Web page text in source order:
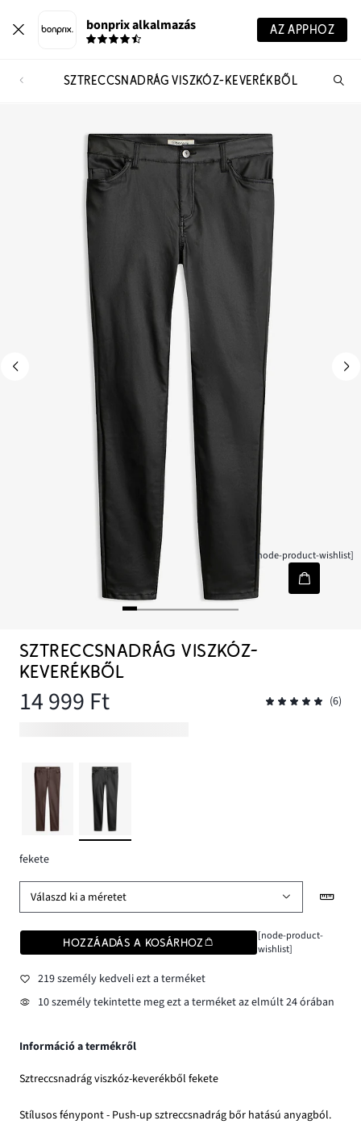
bonprix alkalmazás AZ APPHOZ
SZTRECCSNADRÁG VISZKÓZ-KEVERÉKBŐL
[node-product-wishlist]
SZTRECCSNADRÁG VISZKÓZ-
KEVERÉKBŐL
14 999 Ft (6)
fekete
Válaszd ki a méretet
HOZZÁADÁS A KOSÁRHOZ
[node-product-
wishlist]
219 személy kedveli ezt a terméket
10 személy tekintette meg ezt a terméket az elmúlt 24 órában
Információ a termékről
Sztreccsnadrág viszkóz-keverékből fekete
Stílusos fénypont - Push-up sztreccsnadrág bőr hatású anyagból.